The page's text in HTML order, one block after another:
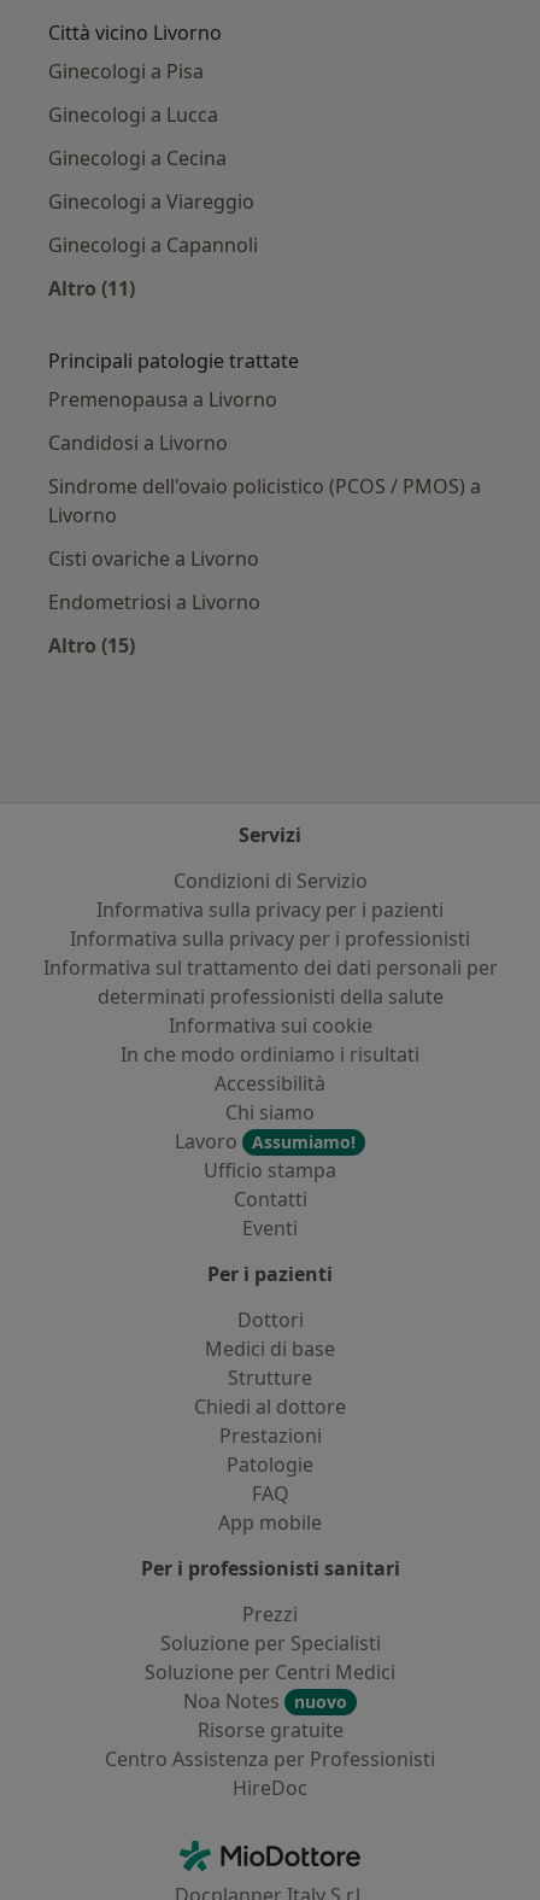
Città vicino Livorno
Ginecologi a Pisa
Ginecologi a Lucca
Ginecologi a Cecina
Ginecologi a Viareggio
Ginecologi a Capannoli
Altro (11)
Principali patologie trattate
Premenopausa a Livorno
Candidosi a Livorno
Sindrome dell'ovaio policistico (PCOS / PMOS) a
Livorno
Cisti ovariche a Livorno
Endometriosi a Livorno
Altro (15)
Servizi
Condizioni di Servizio
Informativa sulla privacy per i pazienti
Informativa sulla privacy per i professionisti
Informativa sul trattamento dei dati personali per
determinati professionisti della salute
Informativa sui cookie
In che modo ordiniamo i risultati
Accessibilità
Chi siamo
Lavoro
Assumiamo!
Ufficio stampa
Contatti
Eventi
Per i pazienti
Dottori
Medici di base
Strutture
Chiedi al dottore
Prestazioni
Patologie
FAQ
App mobile
Per i professionisti sanitari
Prezzi
Soluzione per Specialisti
Soluzione per Centri Medici
Noa Notes
nuovo
Risorse gratuite
Centro Assistenza per Professionisti
HireDoc
MioDottore - Homepage